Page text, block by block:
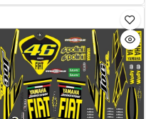
impresas con tinta
resistencia, acabado
profesional y opción de
personalización.